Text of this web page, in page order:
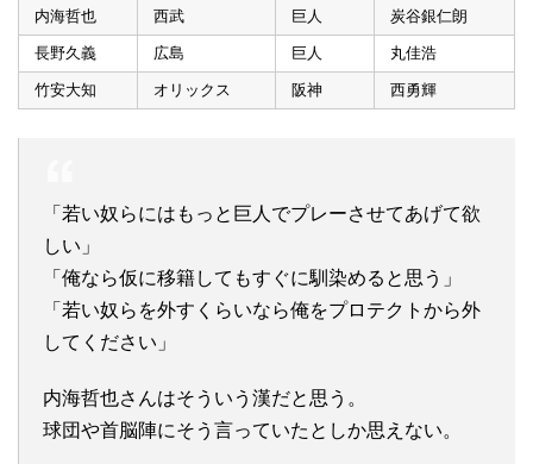
内海哲也 西武 巨人 炭谷銀仁朗
長野久義 広島 巨人 丸佳浩
竹安大知 オリックス 阪神 西勇輝
「若い奴らにはもっと巨人でプレーさせてあげて欲
しい」
「俺なら仮に移籍してもすぐに馴染めると思う」
「若い奴らを外すくらいなら俺をプロテクトから外
してください」
内海哲也さんはそういう漢だと思う。
球団や首脳陣にそう言っていたとしか思えない。